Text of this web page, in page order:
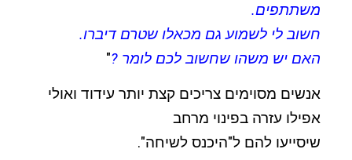
משתתפים.
חשוב לי לשמוע גם מכאלו שטרם דיברו.
האם יש משהו שחשוב לכם לומר ?"
אנשים מסוימים צריכים קצת יותר עידוד ואולי
אפילו עזרה בפינוי מרחב
שיסייעו להם ל"היכנס לשיחה".